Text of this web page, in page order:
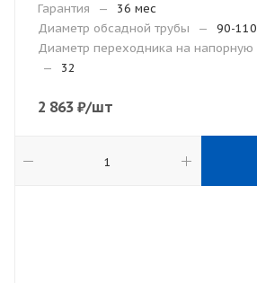
Гарантия
—
36 мес
Диаметр обсадной трубы
—
90-
Диаметр переходника на напорную
—
32
2 863 ₽/шт